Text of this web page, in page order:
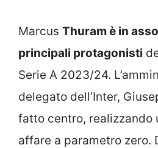
Marcus Thuram è in
principali protagonisti
Serie A 2023/24.
delegato dell’Inter,
fatto centro, realizzando
affare a parametro zero.